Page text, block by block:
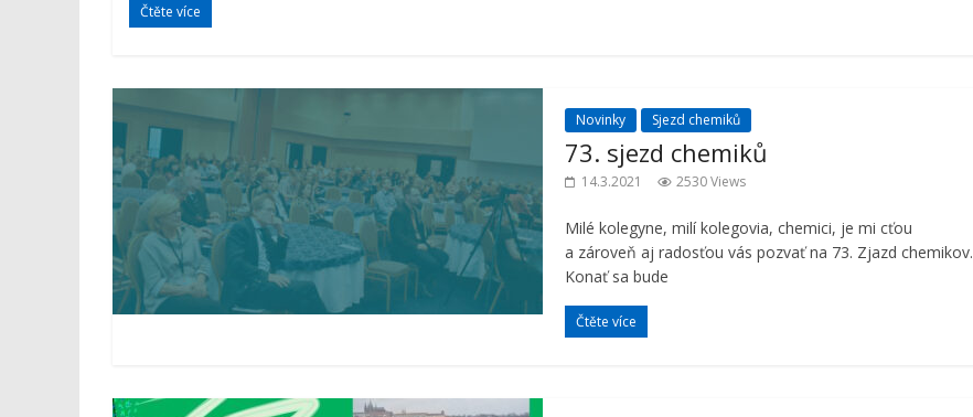
Čtěte více
Novinky Sjezd chemiků
73. sjezd chemiků
14.3.2021 2530 Views
Milé kolegyne, milí kolegovia, chemici, je mi cťou
a zároveň aj radosťou vás pozvať na 73. Zjazd chemikov.
Konať sa bude
Čtěte více